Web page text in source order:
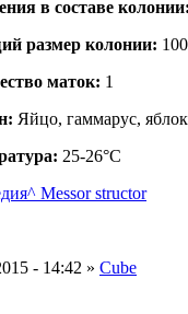
в составе
размер кoлонии: 100
маток: 1
Яйцо, гаммарус,
25-26°C
^ Messor structor
- 14:42 » Cube